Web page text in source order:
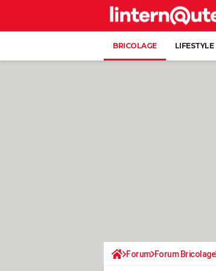
BRICOLAGE LIFESTYLE
Forum Forum Bricolage